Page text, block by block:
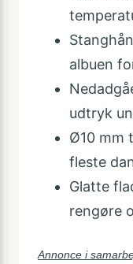
albuen
udtryk
Ø10 mm
fleste
Glatte
rengøre
Annonce i